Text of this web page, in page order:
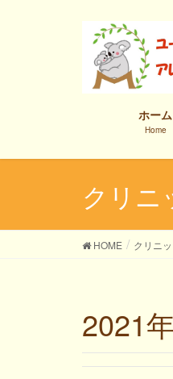
ホーム
Home
クリニ
HOME クリニ
2021